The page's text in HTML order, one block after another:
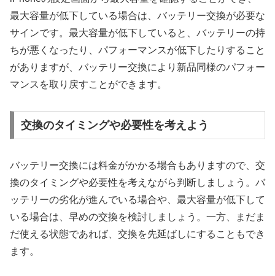
最大容量が低下している場合は、バッテリー交換が必要な
サインです。最大容量が低下していると、バッテリーの持
ちが悪くなったり、パフォーマンスが低下したりすること
がありますが、バッテリー交換により新品同様のパフォー
マンスを取り戻すことができます。
交換のタイミングや必要性を考えよう
バッテリー交換には料金がかかる場合もありますので、交
換のタイミングや必要性を考えながら判断しましょう。バ
ッテリーの劣化が進んでいる場合や、最大容量が低下して
いる場合は、早めの交換を検討しましょう。一方、まだま
だ使える状態であれば、交換を先延ばしにすることもでき
ます。